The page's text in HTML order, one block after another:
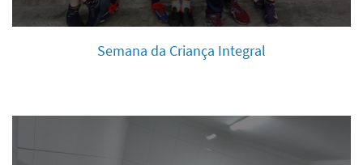
Semana da Criança Integral